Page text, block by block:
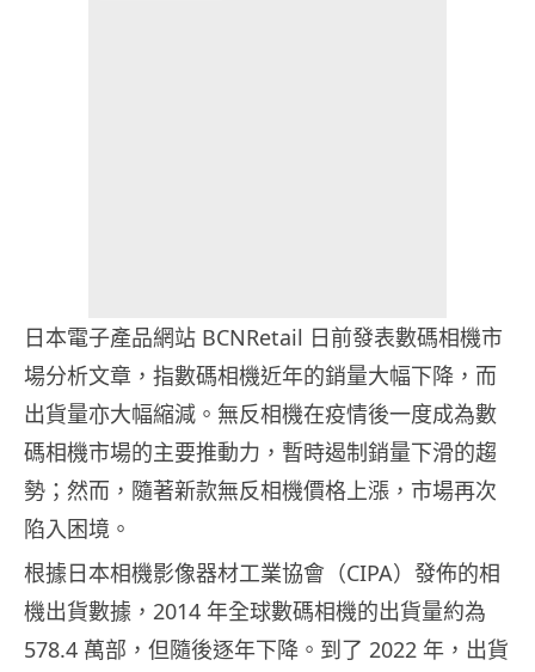
日本電子產品網站 BCNRetail 日前發表數碼相機市
場分析文章，指數碼相機近年的銷量大幅下降，而
出貨量亦大幅縮減。無反相機在疫情後一度成為數
碼相機市場的主要推動力，暫時遏制銷量下滑的趨
勢；然而，隨著新款無反相機價格上漲，市場再次
陷入困境。
根據日本相機影像器材工業協會（CIPA）發佈的相
機出貨數據，2014 年全球數碼相機的出貨量約為
578.4 萬部，但隨後逐年下降。到了 2022 年，出貨